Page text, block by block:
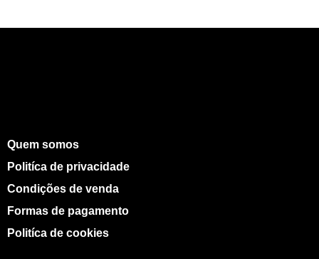
Quem somos
Politíca de privacidade
Condições de venda
Formas de pagamento
Politíca de cookies